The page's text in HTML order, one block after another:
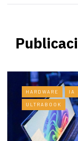
HARDWARE IA
ULTRABOOK